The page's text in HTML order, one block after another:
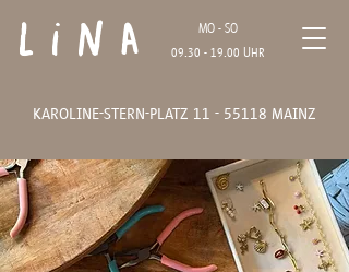
Lina
MO - SO
09.30 - 19.00 Uhr
karoline-stern-platz 11 - 55118 mainz